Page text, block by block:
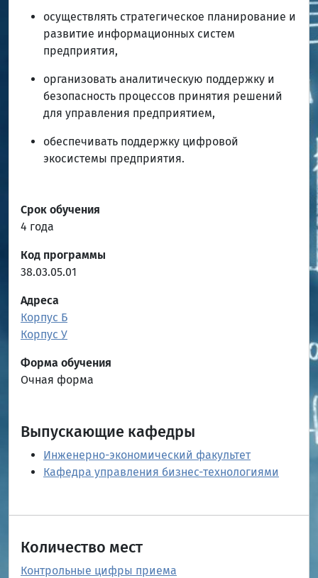
осуществлять стратегическое планирование и
развитие информационных систем
предприятия,
организовать аналитическую поддержку и
безопасность процессов принятия решений
для управления предприятием,
обеспечивать поддержку цифровой
экосистемы предприятия.
Срок обучения
4 года
Код программы
38.03.05.01
Адреса
Корпус Б
Корпус У
Форма обучения
Очная форма
Выпускающие кафедры
Инженерно-экономический факультет
Кафедра управления бизнес-технологиями
Количество мест
Контрольные цифры приема